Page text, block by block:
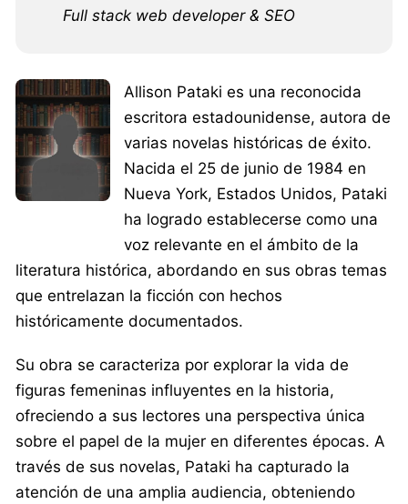
Full stack web developer & SEO
Allison Pataki es una reconocida
escritora estadounidense, autora de
varias novelas históricas de éxito.
Nacida el 25 de junio de 1984 en
Nueva York, Estados Unidos, Pataki
ha logrado establecerse como una
voz relevante en el ámbito de la
literatura histórica, abordando en sus obras temas
que entrelazan la ficción con hechos
históricamente documentados.
Su obra se caracteriza por explorar la vida de
figuras femeninas influyentes en la historia,
ofreciendo a sus lectores una perspectiva única
sobre el papel de la mujer en diferentes épocas. A
través de sus novelas, Pataki ha capturado la
atención de una amplia audiencia, obteniendo